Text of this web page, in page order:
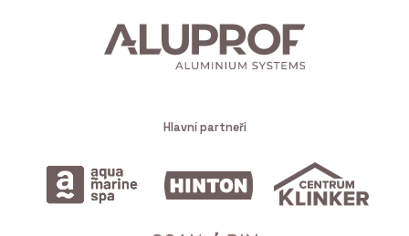
Hlavní partneři